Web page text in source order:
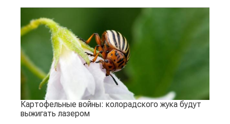
Картофельные войны: колорадского жука будут
выжигать лазером